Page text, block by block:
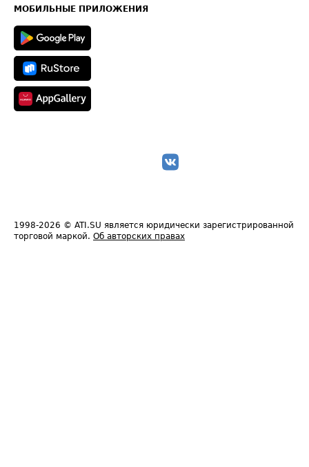
Техническая информация
МОБИЛЬНЫЕ ПРИЛОЖЕНИЯ
1998-2026 © ATI.SU является юридически зарегистрированной
торговой маркой. Об авторских правах